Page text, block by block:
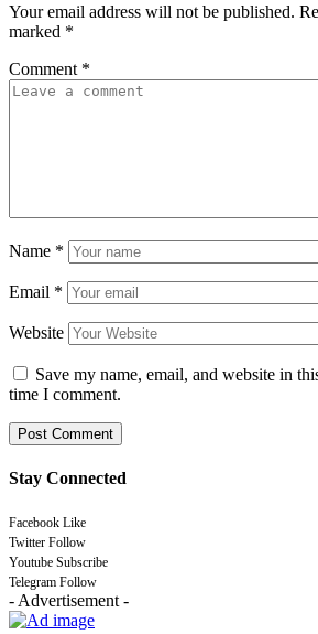
Your email address will not be published.
marked *
Comment *
Name *
Email *
Website
Save my name, email, and website in
time I comment.
Stay Connected
Facebook Like
Twitter Follow
Youtube Subscribe
Telegram Follow
- Advertisement -